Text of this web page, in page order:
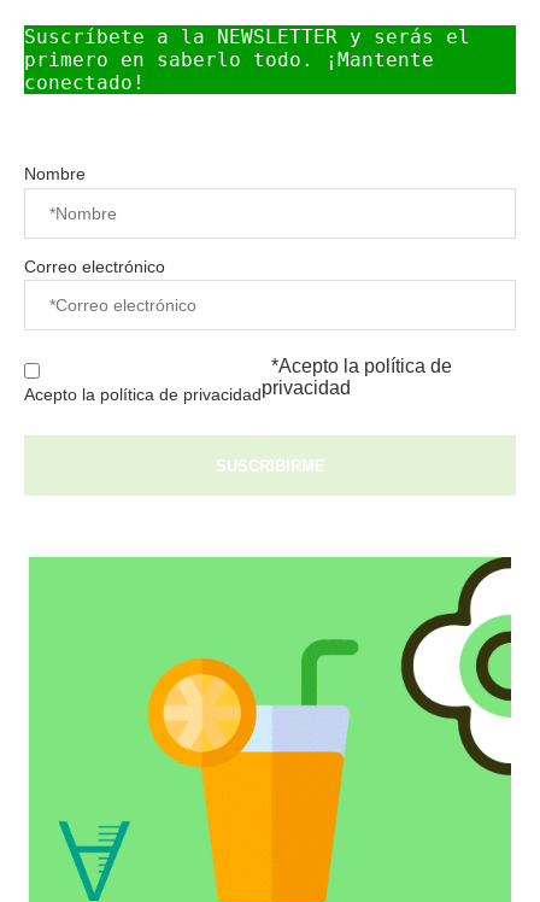
Suscríbete a la NEWSLETTER y serás el
primero en saberlo todo. ¡Mantente
conectado!
Nombre
Correo electrónico
Acepto la política de privacidad
*Acepto la política de
privacidad